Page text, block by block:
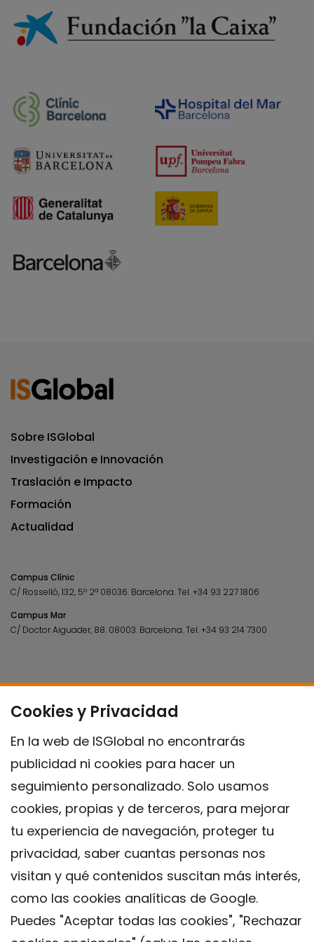
Cookies y Privacidad
En la web de ISGlobal no encontrarás
publicidad ni cookies para hacer un
seguimiento personalizado. Solo usamos
cookies, propias y de terceros, para mejorar
tu experiencia de navegación, proteger tu
privacidad, saber cuantas personas nos
visitan y qué contenidos suscitan más interés,
como las cookies analíticas de Google.
Puedes "Aceptar todas las cookies", "Rechazar
Sobre ISGlobal
Investigación e Innovación
Traslación e Impacto
Formación
Actualidad
Campus Clínic
C/ Rosselló, 132, 5º 2ª 08036. Barcelona.Tel.+34 93 227 1806
Campus Mar
C/ Doctor Aiguader, 88. 08003. Barcelona.Tel.+34 93 214 7300